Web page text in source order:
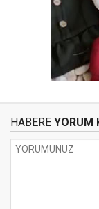
HABERE YORUM